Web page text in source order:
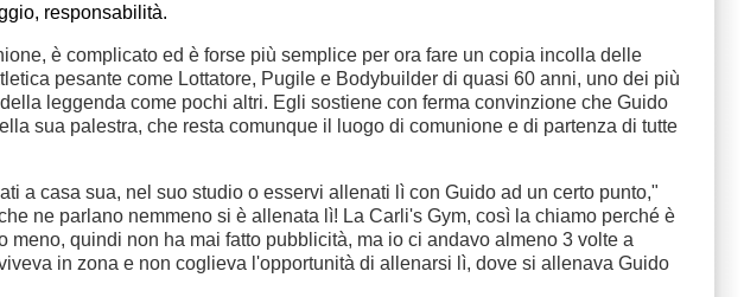
responsabilità.
è complicato ed è forse più semplice per ora fare un copia incolla delle
pesante come Lottatore, Pugile e Bodybuilder di quasi 60 anni, uno dei più
leggenda come pochi altri. Egli sostiene con ferma convinzione che Guido
sua palestra, che resta comunque il luogo di comunione e di partenza di tutte
a casa sua, nel suo studio o esservi allenati lì con Guido ad un certo punto,"
ne parlano nemmeno si è allenata lì! La Carli's Gym, così la chiamo perché è
quindi non ha mai fatto pubblicità, ma io ci andavo almeno 3 volte a
in zona e non coglieva l'opportunità di allenarsi lì, dove si allenava Guido